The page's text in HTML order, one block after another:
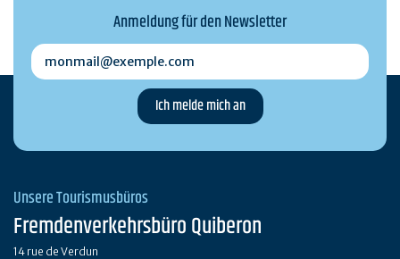
Anmeldung für den Newsletter
monmail@exemple.com
Unsere Tourismusbüros
Fremdenverkehrsbüro Quiberon
14 rue de Verdun